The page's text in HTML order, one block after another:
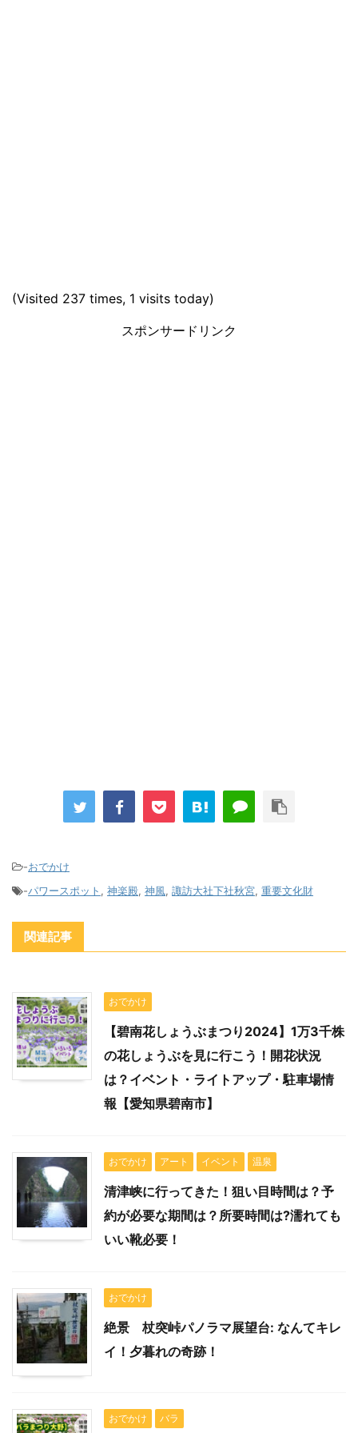
(Visited 237 times, 1 visits today)
スポンサードリンク
-おでかけ
-パワースポット , 神楽殿, 神風, 諏訪大社下社秋宮, 重要文化財
関連記事
おでかけ
【碧南花しょうぶまつり2024】1万3千株
の花しょうぶを見に行こう！開花状況
は？イベント・ライトアップ・駐車場情
報【愛知県碧南市】
おでかけ アート イベント 温泉
清津峡に行ってきた！狙い目時間は？予
約が必要な期間は？所要時間は?濡れても
いい靴必要！
おでかけ
絶景 杖突峠パノラマ展望台: なんてキレ
イ！夕暮れの奇跡！
おでかけ バラ